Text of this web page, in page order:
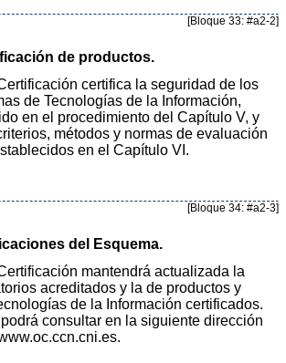
[Bloque 33: #a2-2]
de productos.
certifica la seguridad de los
de Tecnologías de la Información,
en el procedimiento del Capítulo V, y
métodos y normas de evaluación
en el Capítulo VI.
[Bloque 34: #a2-3]
del Esquema.
mantendrá actualizada la
acreditados y la de productos y
de la Información certificados.
consultar en la siguiente dirección